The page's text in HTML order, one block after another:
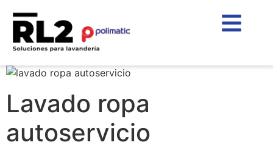
Lavado ropa
autoservicio